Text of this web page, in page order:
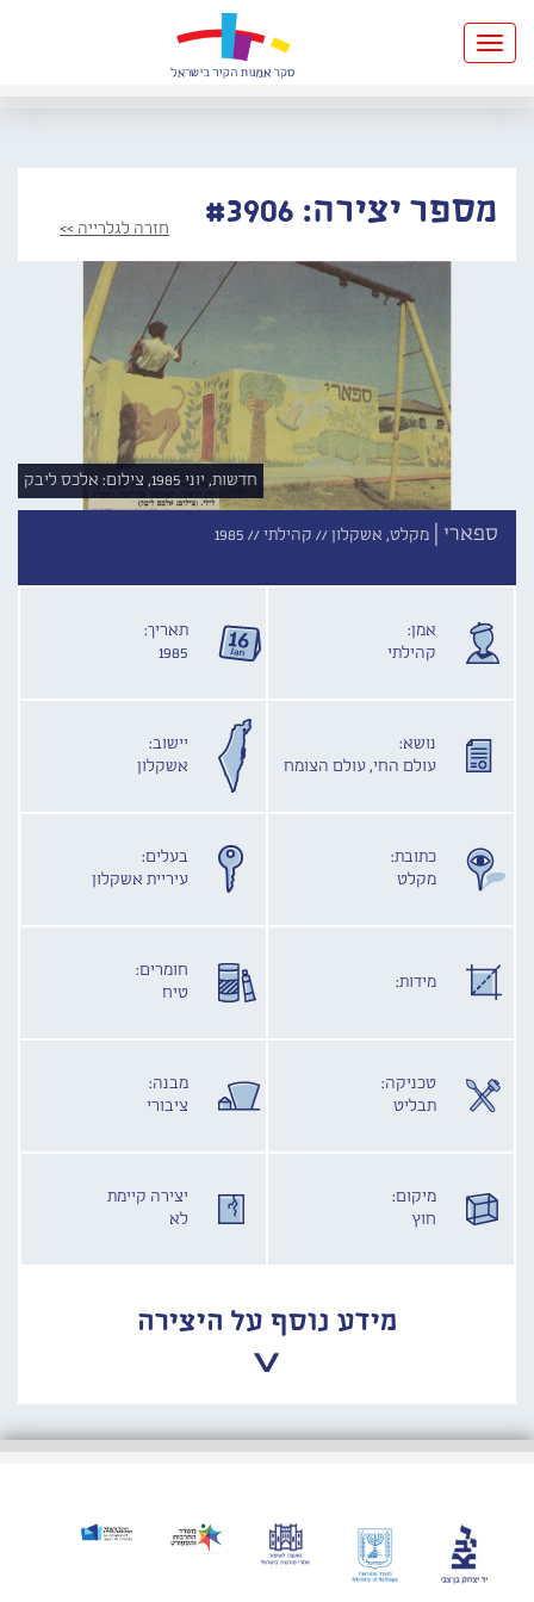
Toggle
navigation
מספר יצירה: #3906 חזרה לגלרייה >>
חדשות, יוני 1985, צילום: אלכס ליבק
ספארי | מקלט, אשקלון // קהילתי // 1985
אמן:
קהילתי
תאריך:
1985
נושא:
עולם החי, עולם הצומח
יישוב:
אשקלון
כתובת:
מקלט
בעלים:
עיריית אשקלון
מידות:
חומרים:
טיח
טכניקה:
תבליט
מבנה:
ציבורי
מיקום:
חוץ
יצירה קיימת
לא
מידע נוסף על היצירה